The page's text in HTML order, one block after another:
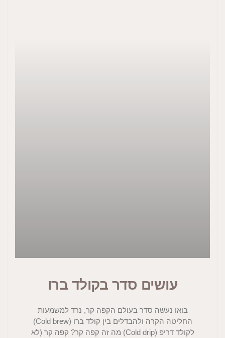
עושים סדר בקולד ברו
בואו נעשה סדר בעולם הקפה קר, נרד למשמעות
החליטה הקרה ולהבדלים בין קולד ברו (Cold brew)
לקולד דריפ (Cold drip) מה זה קפה קר? קפה קר (לא